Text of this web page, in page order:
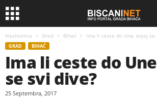
Naslovnica Grad Bihać Ima li ceste do Une, kojoj se
GRAD BIHAĆ
Ima li ceste do
se svi dive?
25 Septembra, 2017